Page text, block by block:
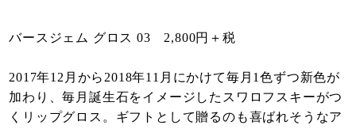
バースジェム グロス 03 2,800円＋税
2017年12月から2018年11月にかけて毎月1色ずつ新色が
加わり、毎月誕生石をイメージしたスワロフスキーがつ
くリップグロス。ギフトとして贈るのも喜ばれそうなア